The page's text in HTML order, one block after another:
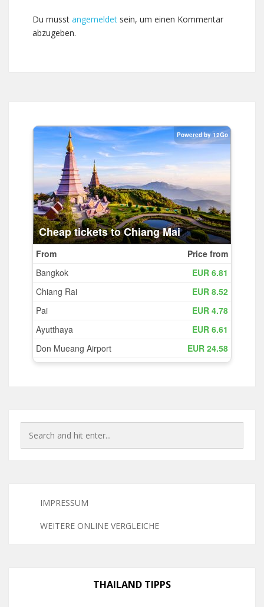
Du musst angemeldet sein, um einen Kommentar
abzugeben.
IMPRESSUM
WEITERE ONLINE VERGLEICHE
THAILAND TIPPS